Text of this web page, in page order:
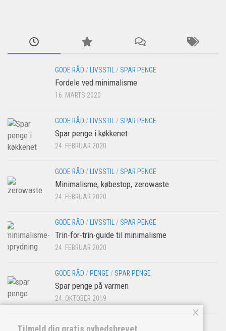
GODE RÅD / LIVSSTIL / SPAR PENGE
Fordele ved minimalisme
16. MARTS 2020
GODE RÅD / LIVSSTIL / SPAR PENGE
Spar penge i køkkenet
24. FEBRUAR 2020
GODE RÅD / LIVSSTIL / SPAR PENGE
Minimalisme, købestop, zerowaste
24. FEBRUAR 2020
GODE RÅD / LIVSSTIL / SPAR PENGE
Trin-for-trin-guide til minimalisme
24. FEBRUAR 2020
GODE RÅD / PENGE / SPAR PENGE
Spar penge på varmen
24. OKTOBER 2019
Tilmeld dig gratis nyhedsbrevet
×